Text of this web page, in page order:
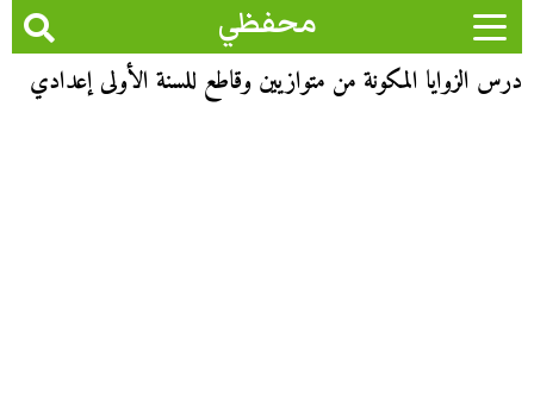
محفظي
درس الزوايا المكونة من متوازيين وقاطع للسنة الأولى إعدادي